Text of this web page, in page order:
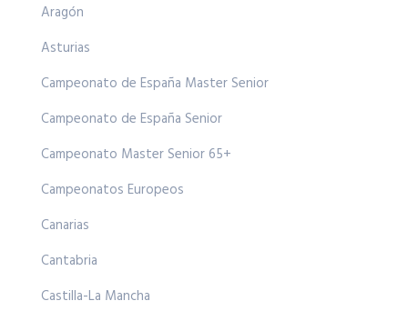
Aragón
Asturias
Campeonato de España Master Senior
Campeonato de España Senior
Campeonato Master Senior 65+
Campeonatos Europeos
Canarias
Cantabria
Castilla-La Mancha